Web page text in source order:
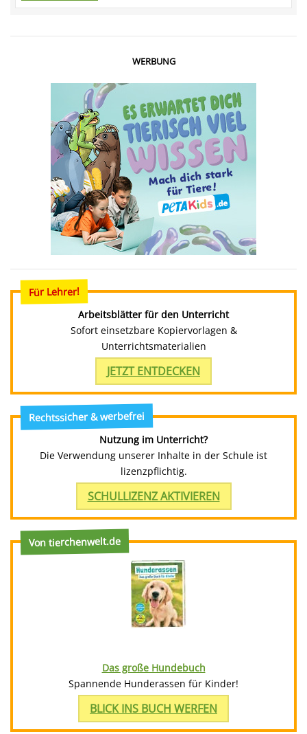
WERBUNG
Für Lehrer!
Arbeitsblätter für den Unterricht
Sofort einsetzbare Kopiervorlagen &
Unterrichtsmaterialien
JETZT ENTDECKEN
Rechtssicher & werbefrei
Nutzung im Unterricht?
Die Verwendung unserer Inhalte in der Schule ist
lizenzpflichtig.
SCHULLIZENZ AKTIVIEREN
Von tierchenwelt.de
Das große Hundebuch
Spannende Hunderassen für Kinder!
BLICK INS BUCH WERFEN